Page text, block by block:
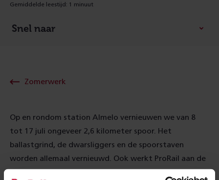
Gemiddelde leestijd: 1 minuut
Snel naar
Zomerwerk
Op en rondom station Almelo vernieuwen we van 8
tot 17 juli ongeveer 2,6 kilometer spoor. Het
ballastgrind, de dwarsliggers en de spoorstaven
worden allemaal vernieuwd. Ook werkt ProRail aan de